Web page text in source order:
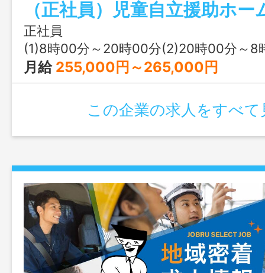
事内容） ・見守り・保護（最大６名ま
備・片付けなど（利用者と共に） ・共有
い出し・備品補充など ☆勤務開始日は
す ☆夜勤時の睡眠は確保できます ☆６
ンクのある方も歓迎 ※変更範囲：変更
正社員
(1)8時00分～20時00分(2)20時00分～8
月給 255,000円～265,000円
この企業の求人をすべて